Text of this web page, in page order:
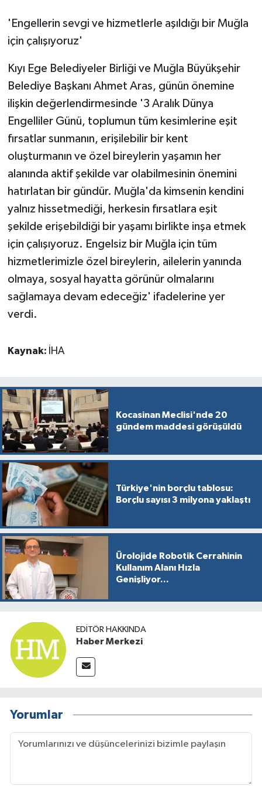
'Engellerin sevgi ve hizmetlerle aşıldığı bir Muğla
için çalışıyoruz'
Kıyı Ege Belediyeler Birliği ve Muğla Büyükşehir
Belediye Başkanı Ahmet Aras, günün önemine
ilişkin değerlendirmesinde '3 Aralık Dünya
Engelliler Günü, toplumun tüm kesimlerine eşit
fırsatlar sunmanın, erişilebilir bir kent
oluşturmanın ve özel bireylerin yaşamın her
alanında aktif şekilde var olabilmesinin önemini
hatırlatan bir gündür. Muğla'da kimsenin kendini
yalnız hissetmediği, herkesin fırsatlara eşit
şekilde erişebildiği bir yaşamı birlikte inşa etmek
için çalışıyoruz. Engelsiz bir Muğla için tüm
hizmetlerimizle özel bireylerin, ailelerin yanında
olmaya, sosyal hayatta görünür olmalarını
sağlamaya devam edeceğiz' ifadelerine yer
verdi.
Kaynak: İHA
Kocasinan Meclisi'nde 20
gündem maddesi görüşüldü
Türkiye'nin borçlu tablosu:
Borçlu sayısı 3 milyona yaklaştı
Ürolojide Robotik Cerrahinin
Kullanım Alanı Hızla
Genişliyor...
EDITÖR HAKKINDA
Haber Merkezi
Yorumlar